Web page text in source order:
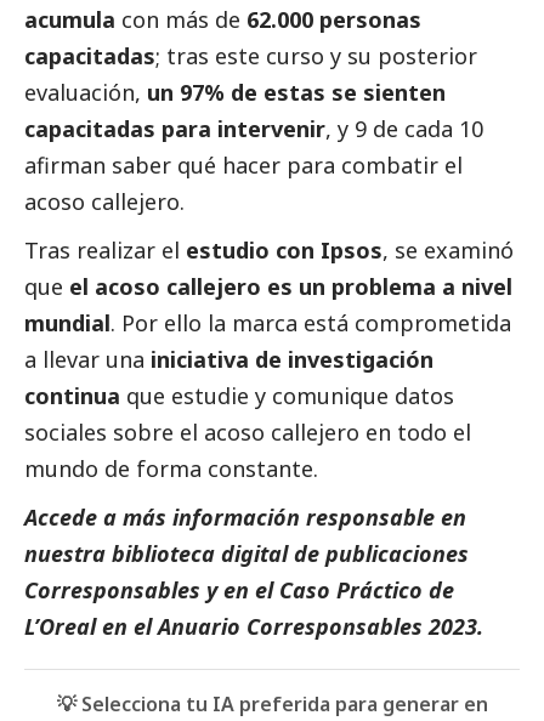
acumula con más de 62.000 personas
capacitadas; tras este curso y su posterior
evaluación, un 97% de estas se sienten
capacitadas para intervenir, y 9 de cada 10
afirman saber qué hacer para combatir el
acoso callejero.
Tras realizar el estudio con Ipsos, se examinó
que el acoso callejero es un problema a nivel
mundial. Por ello la marca está comprometida
a llevar una iniciativa de investigación
continua que estudie y comunique datos
sociales sobre el acoso callejero en todo el
mundo de forma constante.
Accede a más información responsable en
nuestra biblioteca digital de publicaciones
Corresponsables y en el Caso Práctico de
L’Orealen elAnuario Corresponsables 2023.
💡 Selecciona tu IA preferida para generar en